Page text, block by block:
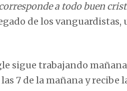
a todo buen
de los vanguardistas,
sigue trabajando
7 de la mañana y recibe